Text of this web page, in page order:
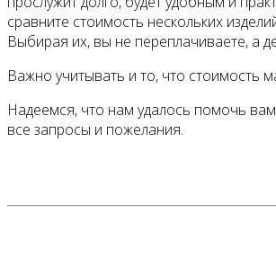
сравните стоимость нескольких
Выбирая их, вы не переплачиваете, а
Важно учитывать и то, что стоимость
Надеемся, что нам удалось помочь
все запросы и пожелания.